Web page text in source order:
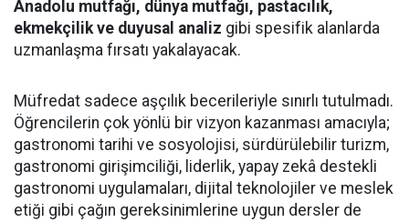
Anadolu mutfağı, dünya mutfağı, pastacılık,
ekmekçilik ve duyusal analiz gibi spesifik alanlarda
uzmanlaşma fırsatı yakalayacak.
Müfredat sadece aşçılık becerileriyle sınırlı tutulmadı.
Öğrencilerin çok yönlü bir vizyon kazanması amacıyla;
gastronomi tarihi ve sosyolojisi, sürdürülebilir turizm,
gastronomi girişimciliği, liderlik, yapay zekâ destekli
gastronomi uygulamaları, dijital teknolojiler ve meslek
etiği gibi çağın gereksinimlerine uygun dersler de